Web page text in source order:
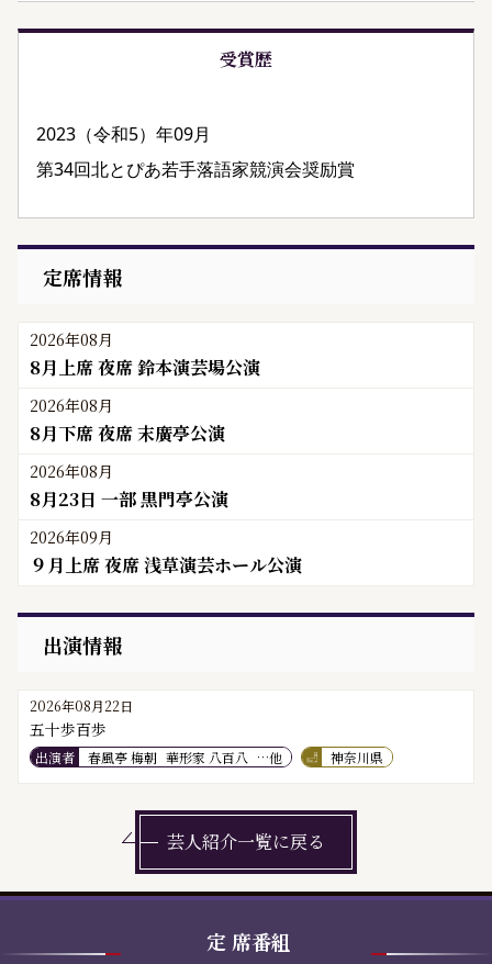
受賞歴
2023（令和5）年09月
第34回北とぴあ若手落語家競演会奨励賞
定席情報
2026年08月
8月上席 夜席 鈴本演芸場公演
2026年08月
8月下席 夜席 末廣亭公演
2026年08月
8月23日 一部 黒門亭公演
2026年09月
９月上席 夜席 浅草演芸ホール公演
出演情報
2026年08月22日
五十歩百歩
出演者 春風亭 梅朝 華形家 八百八 …他 神奈川県
芸人紹介一覧に戻る
定 席番組